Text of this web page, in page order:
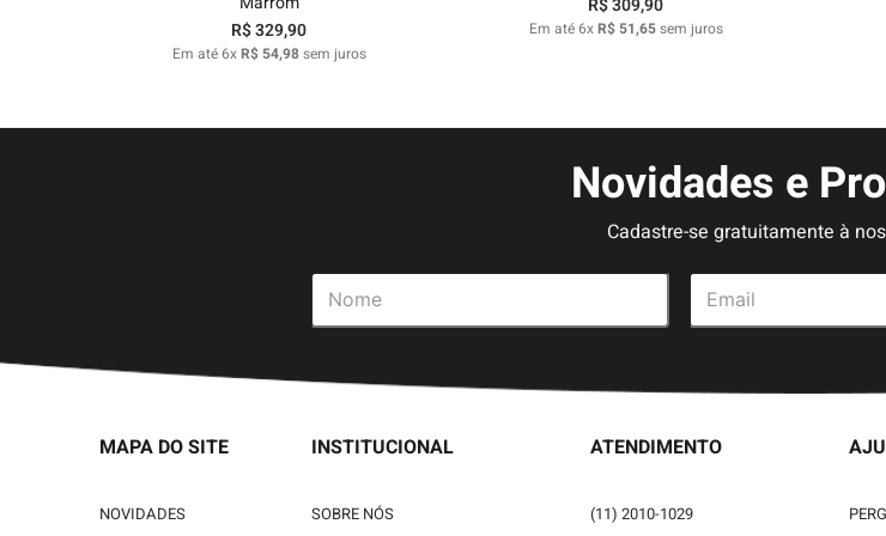
R$329,90
Em até6xR$ 54,98sem juros
R$309,90
Em até6xR$ 51,65sem juros
Novidades e
Cadastre-se gratuitamente à
MAPA DO SITE
NOVIDADES
INSTITUCIONAL
SOBRE NÓS
ATENDIMENTO
(11) 2010-1029